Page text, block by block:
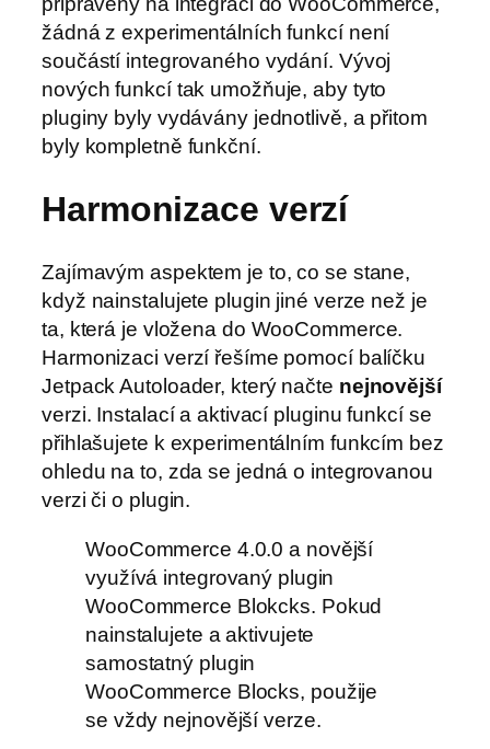
žádná z experimentálních funkcí není
součástí integrovaného vydání. Vývoj
nových funkcí tak umožňuje, aby tyto
pluginy byly vydávány jednotlivě, a přitom
byly kompletně funkční.
Harmonizace verzí
Zajímavým aspektem je to, co se stane,
když nainstalujete plugin jiné verze než je
ta, která je vložena do WooCommerce.
Harmonizaci verzí řešíme pomocí balíčku
Jetpack Autoloader, který načte nejnovější
verzi. Instalací a aktivací pluginu funkcí se
přihlašujete k experimentálním funkcím bez
ohledu na to, zda se jedná o integrovanou
verzi či o plugin.
WooCommerce 4.0.0 a novější
využívá integrovaný plugin
WooCommerce Blokcks. Pokud
nainstalujete a aktivujete
samostatný plugin
WooCommerce Blocks, použije
se vždy nejnovější verze.